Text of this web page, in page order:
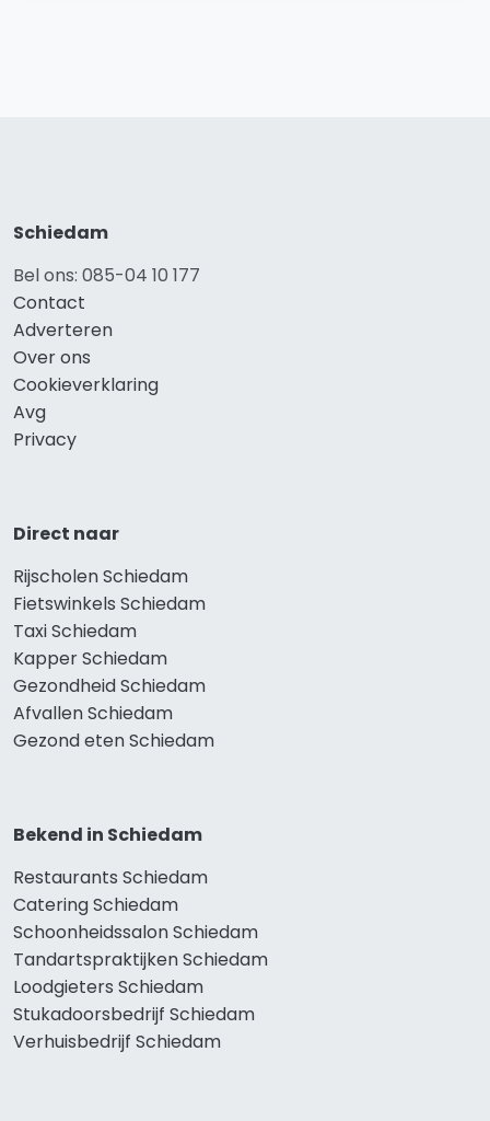
Schiedam
Bel ons: 085-04 10 177
Contact
Adverteren
Over ons
Cookieverklaring
Avg
Privacy
Direct naar
Rijscholen Schiedam
Fietswinkels Schiedam
Taxi Schiedam
Kapper Schiedam
Gezondheid Schiedam
Afvallen Schiedam
Gezond eten Schiedam
Bekend in Schiedam
Restaurants Schiedam
Catering Schiedam
Schoonheidssalon Schiedam
Tandartspraktijken Schiedam
Loodgieters Schiedam
Stukadoorsbedrijf Schiedam
Verhuisbedrijf Schiedam